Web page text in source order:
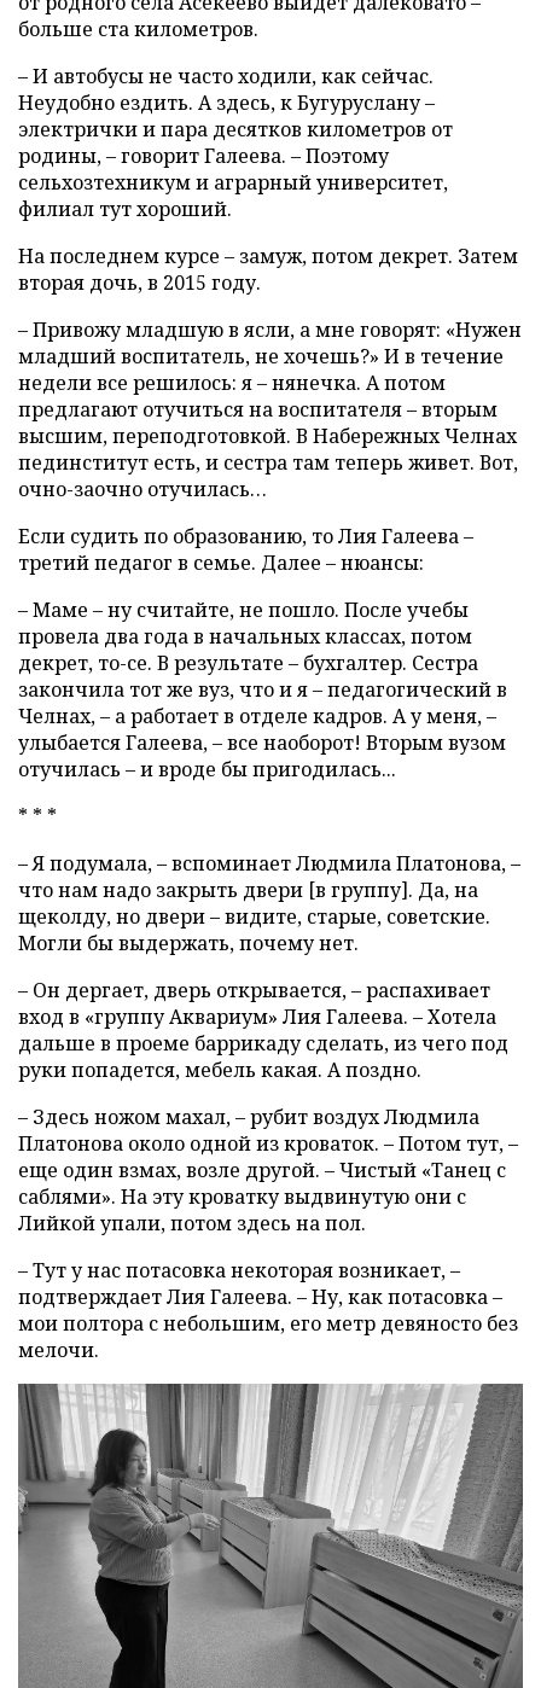
больше ста километров.
– И автобусы не часто ходили, как сейчас.
Неудобно ездить. А здесь, к Бугуруслану –
электрички и пара десятков километров от
родины, – говорит Галеева. – Поэтому
сельхозтехникум и аграрный университет,
филиал тут хороший.
На последнем курсе – замуж, потом декрет. Затем
вторая дочь, в 2015 году.
– Привожу младшую в ясли, а мне говорят: «Нужен
младший воспитатель, не хочешь?» И в течение
недели все решилось: я – нянечка. А потом
предлагают отучиться на воспитателя – вторым
высшим, переподготовкой. В Набережных Челнах
пединститут есть, и сестра там теперь живет. Вот,
очно-заочно отучилась…
Если судить по образованию, то Лия Галеева –
третий педагог в семье. Далее – нюансы:
– Маме – ну считайте, не пошло. После учебы
провела два года в начальных классах, потом
декрет, то-се. В результате – бухгалтер. Сестра
закончила тот же вуз, что и я – педагогический в
Челнах, – а работает в отделе кадров. А у меня, –
улыбается Галеева, – все наоборот! Вторым вузом
отучилась – и вроде бы пригодилась...
* * *
– Я подумала, – вспоминает Людмила Платонова, –
что нам надо закрыть двери [в группу]. Да, на
щеколду, но двери – видите, старые, советские.
Могли бы выдержать, почему нет.
– Он дергает, дверь открывается, – распахивает
вход в «группу Аквариум» Лия Галеева. – Хотела
дальше в проеме баррикаду сделать, из чего под
руки попадется, мебель какая. А поздно.
– Здесь ножом махал, – рубит воздух Людмила
Платонова около одной из кроваток. – Потом тут, –
еще один взмах, возле другой. – Чистый «Танец с
саблями». На эту кроватку выдвинутую они с
Лийкой упали, потом здесь на пол.
– Тут у нас потасовка некоторая возникает, –
подтверждает Лия Галеева. – Ну, как потасовка –
мои полтора с небольшим, его метр девяносто без
мелочи.